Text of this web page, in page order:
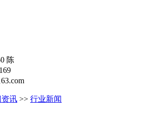
陈
资讯 >> 行业新闻